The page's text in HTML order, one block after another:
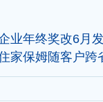
业年终奖改6月
家保姆随客户跨